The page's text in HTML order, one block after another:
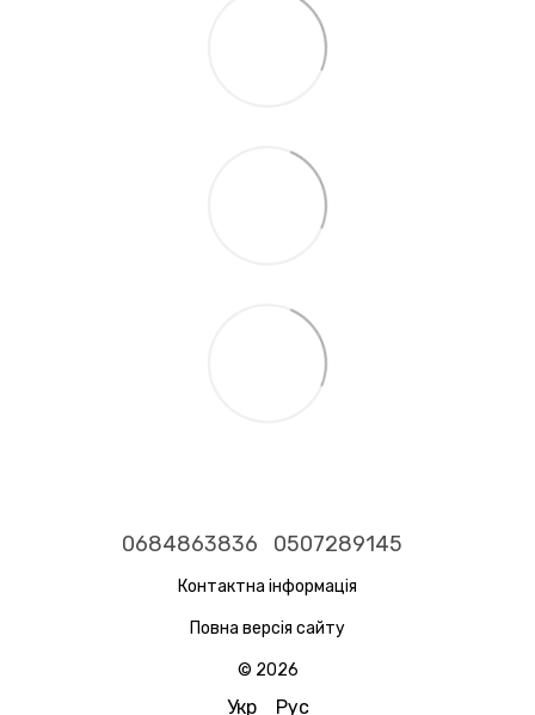
0684863836 0507289145
Контактна інформація
Повна версія сайту
© 2026
Укр Рус